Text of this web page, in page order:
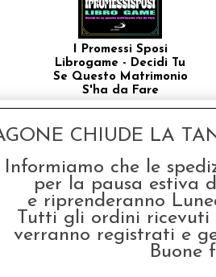
I Promessi Sposi
Librogame - Decidi Tu
Se Questo Matrimonio
S'ha da Fare
€ 12,80
CHIUDE LA
Informiamo che le
per la pausa estiva
e riprenderanno
Tutti gli ordini ricevuti
verranno registrati e
Buone